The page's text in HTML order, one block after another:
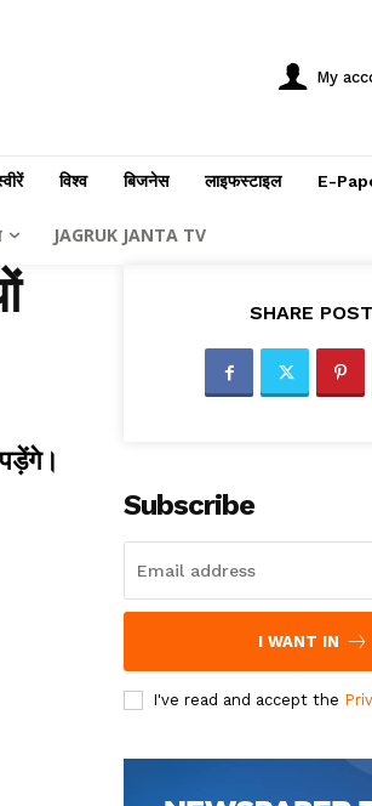
My
विश्व बिजनेस लाइफस्टाइल E-
JAGRUK JANTA TV
SHARE
Subscribe
I WANT IN
I've read and accept the